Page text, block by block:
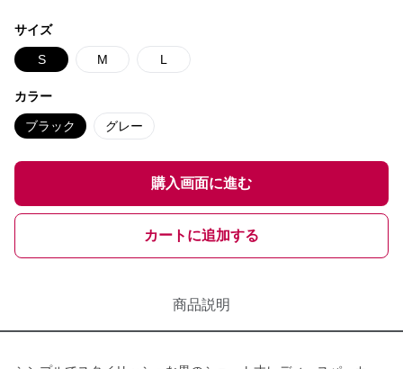
サイズ
S M L
カラー
ブラック グレー
購入画面に進む
カートに追加する
商品説明